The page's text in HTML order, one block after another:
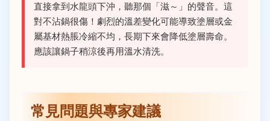
直接拿到水龍頭下沖，聽那個「滋～」的聲音。這
對不沾鍋很傷！劇烈的溫差變化可能導致塗層或金
屬基材熱脹冷縮不均，長期下來會降低塗層壽命。
應該讓鍋子稍涼後再用溫水清洗。
常見問題與專家建議